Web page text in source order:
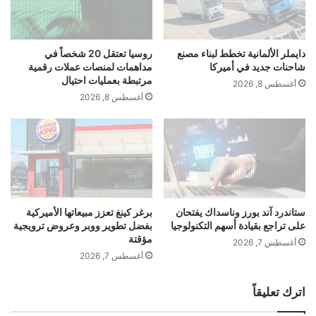
اختُتم الحفل باختيارٍ ملكتين وسفيرتين
للإنسانية من قبلِ اللّجنة التي ضمت
الشخصيات المكرمة في الحفل وهما الشابة
ديانا التي مثلت رومانيا، وإليكسا التي مثلت
الدولة الروسية، أما لقب الوصيفة الأولى فكان
من نصيب الشابة زهرة من تركمانستان.
اً
ف
ي
ا
ا
ن
س
ا
ن
ر
ة
ا
ع
د
د
ي
ث
خ
م
ع
دايملر الألمانية تخطط لبناء مصنع
شاحنات جديد في أميركا
أغسطس 8, 2026
روسيا تعتقل 20 شخصاً في
مداهمات لمنصات عملات رقمية
مرتبطة بعمليات احتيال
أغسطس 8, 2026
ستاندرد آند بورز وناسداك يفتحان
على تراجع بقيادة أسهم التكنولوجيا
أغسطس 7, 2026
برغر كينغ تعزز مبيعاتها الأميركية
بفضل تطوير ووبر وعروض ترويجية
مؤقتة
أغسطس 7, 2026
اترك تعليقاً